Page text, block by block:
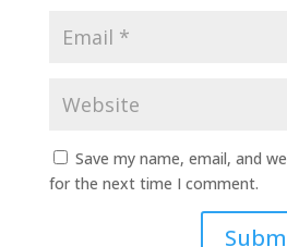
Save my name, email, and
for the next time I comment.